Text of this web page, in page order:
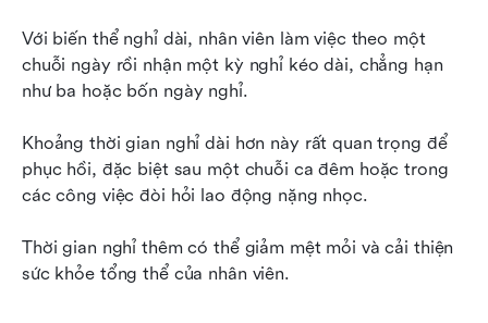
Với biến thể nghỉ dài, nhân viên làm việc theo một
chuỗi ngày rồi nhận một kỳ nghỉ kéo dài, chẳng hạn
như ba hoặc bốn ngày nghỉ.
Khoảng thời gian nghỉ dài hơn này rất quan trọng để
phục hồi, đặc biệt sau một chuỗi ca đêm hoặc trong
các công việc đòi hỏi lao động nặng nhọc.
Thời gian nghỉ thêm có thể giảm mệt mỏi và cải thiện
sức khỏe tổng thể của nhân viên.